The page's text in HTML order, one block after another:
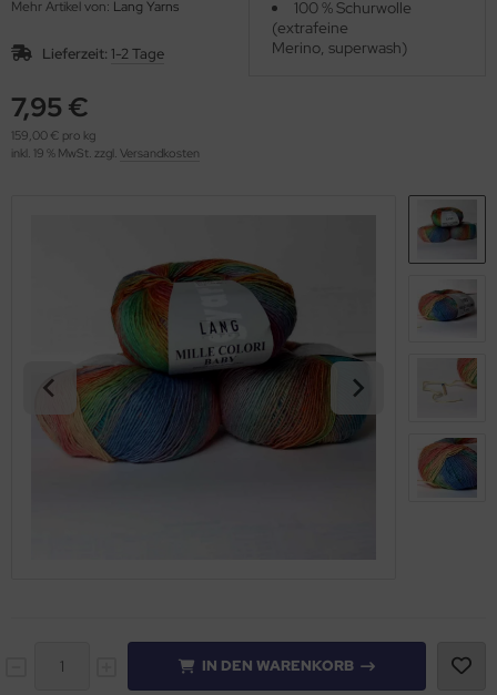
Mehr Artikel von: Lang Yarns
Lieferzeit: 1-2 Tage
7,95 €
159,00 € pro kg
inkl. 19 % MwSt. zzgl. Versandkosten
100 % Schurwolle
(extrafeine
Merino, superwash)
IN DEN WARENKORB